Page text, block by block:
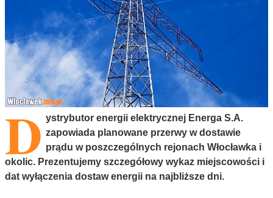
D ystrybutor energii elektrycznej Energa S.A.
zapowiada planowane przerwy w dostawie
prądu w poszczególnych rejonach Włocławka i
okolic. Prezentujemy szczegółowy wykaz miejscowości i
dat wyłączenia dostaw energii na najbliższe dni.